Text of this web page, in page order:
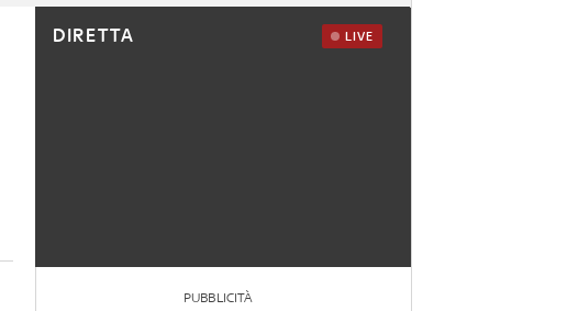
DIRETTA LIVE
PUBBLICITÀ